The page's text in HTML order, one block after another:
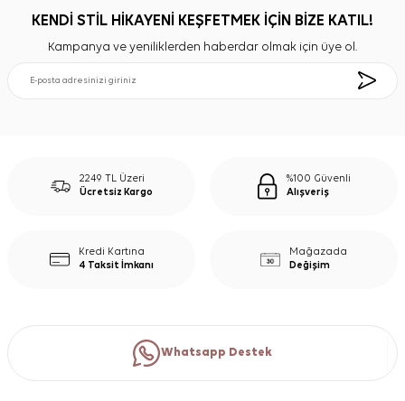
KENDİ STİL HİKAYENİ KEŞFETMEK İÇİN BİZE KATIL!
Kampanya ve yeniliklerden haberdar olmak için üye ol.
2249 TL Üzeri
Ücretsiz Kargo
%100 Güvenli
Alışveriş
Kredi Kartına
4 Taksit İmkanı
Mağazada
Değişim
Whatsapp Destek